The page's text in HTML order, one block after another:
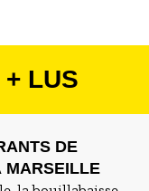
LUS
DE
MARSEILLE